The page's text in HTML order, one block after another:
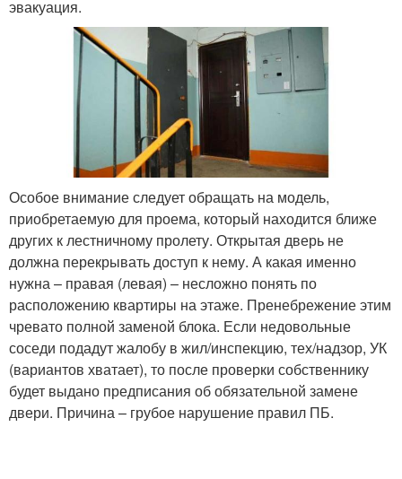
эвакуация.
Особое внимание следует обращать на модель,
приобретаемую для проема, который находится ближе
других к лестничному пролету. Открытая дверь не
должна перекрывать доступ к нему. А какая именно
нужна – правая (левая) – несложно понять по
расположению квартиры на этаже. Пренебрежение этим
чревато полной заменой блока. Если недовольные
соседи подадут жалобу в жил/инспекцию, тех/надзор, УК
(вариантов хватает), то после проверки собственнику
будет выдано предписания об обязательной замене
двери. Причина – грубое нарушение правил ПБ.